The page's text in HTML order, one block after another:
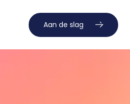
Aan de slag